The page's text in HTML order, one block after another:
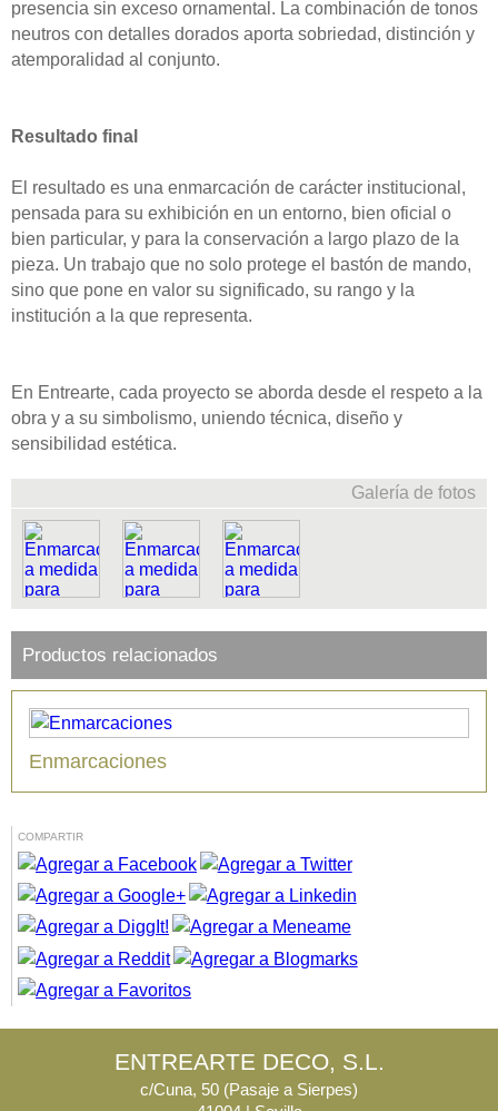
presencia sin exceso ornamental. La combinación de tonos
neutros con detalles dorados aporta sobriedad, distinción y
atemporalidad al conjunto.
Resultado final
El resultado es una enmarcación de carácter institucional,
pensada para su exhibición en un entorno, bien oficial o
bien particular, y para la conservación a largo plazo de la
pieza. Un trabajo que no solo protege el bastón de mando,
sino que pone en valor su significado, su rango y la
institución a la que representa.
En Entrearte, cada proyecto se aborda desde el respeto a la
obra y a su simbolismo, uniendo técnica, diseño y
sensibilidad estética.
Galería de fotos
Productos relacionados
Enmarcaciones
COMPARTIR
ENTREARTE DECO, S.L.
c/Cuna, 50 (Pasaje a Sierpes)